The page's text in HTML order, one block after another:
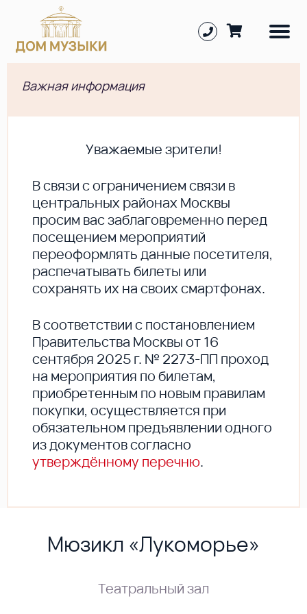
Важная информация
Уважаемые зрители!
В cвязи с ограничением связи в
центральных районах Москвы
просим вас заблаговременно перед
посещением мероприятий
переоформлять данные посетителя,
распечатывать билеты или
сохранять их на своих смартфонах.
В соответствии с постановлением
Правительства Москвы от 16
сентября 2025 г. № 2273-ПП проход
на мероприятия по билетам,
приобретенным по новым правилам
покупки, осуществляется при
обязательном предъявлении одного
из документов согласно
утверждённому перечню.
Мюзикл «Лукоморье»
Театральный зал